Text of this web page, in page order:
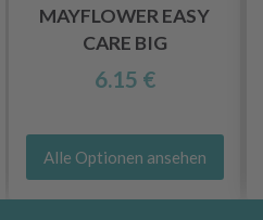
MAYFLOWER EASY
CARE BIG
6.15 €
Alle Optionen ansehen